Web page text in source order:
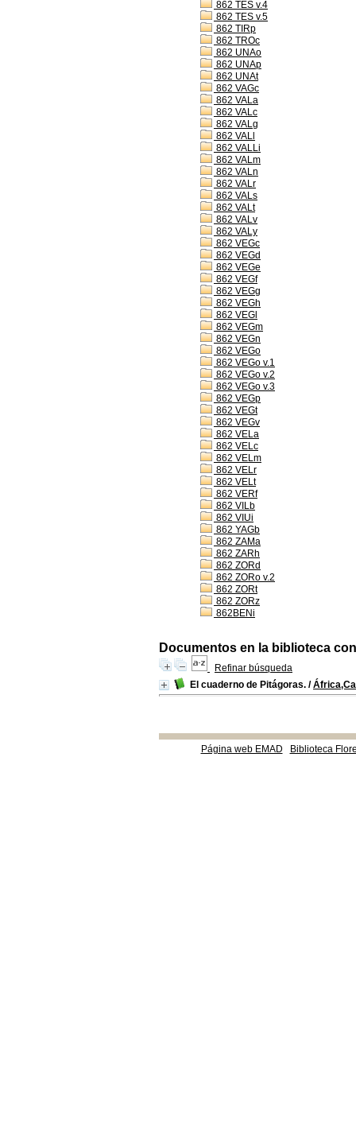
862 TES v.4
862 TES v.5
862 TIRp
862 TROc
862 UNAo
862 UNAp
862 UNAt
862 VAGc
862 VALa
862 VALc
862 VALg
862 VALl
862 VALLi
862 VALm
862 VALn
862 VALr
862 VALs
862 VALt
862 VALv
862 VALy
862 VEGc
862 VEGd
862 VEGe
862 VEGf
862 VEGg
862 VEGh
862 VEGl
862 VEGm
862 VEGn
862 VEGo
862 VEGo v.1
862 VEGo v.2
862 VEGo v.3
862 VEGp
862 VEGt
862 VEGv
862 VELa
862 VELc
862 VELm
862 VELr
862 VELt
862 VERf
862 VILb
862 VIUi
862 YAGb
862 ZAMa
862 ZARh
862 ZORd
862 ZORo v.2
862 ZORt
862 ZORz
862BENi
Documentos en la biblioteca
Refinar búsqueda
El cuaderno de Pitágoras. /
Página web EMAD Biblioteca